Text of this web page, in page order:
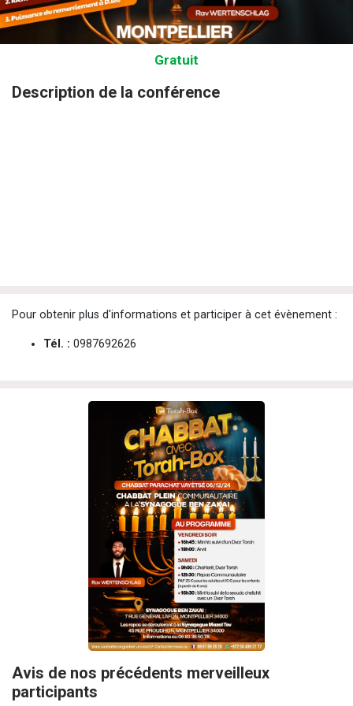
Gratuit
Description de la conférence
Pour obtenir plus d'informations et participer à cet évènement :
Tél. : 0987692626
Avis de nos précédents merveilleux
participants